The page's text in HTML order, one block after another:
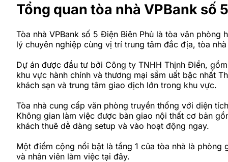
Tổng quan tòa nhà VPBank số
Tòa nhà VPBank số 5 Điện Biên Phủ là tòa văn
lý chuyên nghiệp cùng vị trí trung tâm đắc địa, tòa
Dự án được đầu tư bởi Công ty TNHH Thịnh Điền,
khu vực hành chính và thương mại sầm uất bậc nhất
khách sạn và trung tâm giao dịch lớn trong khu vực.
Tòa nhà cung cấp văn phòng truyền thống với diện
Không gian làm việc được bàn giao nội thất cơ bản
khách thuê dễ dàng setup và vào hoạt động ngay.
Một điểm cộng nổi bật là tầng 1 của tòa nhà là
và nhân viên làm việc tại đây.